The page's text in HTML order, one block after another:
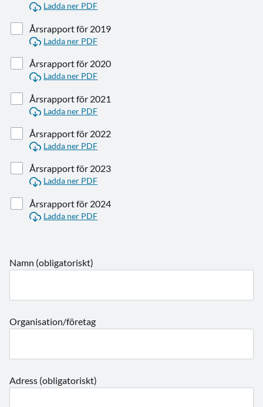
Ladda ner PDF
Årsrapport för 2019
Ladda ner PDF
Årsrapport för 2020
Ladda ner PDF
Årsrapport för 2021
Ladda ner PDF
Årsrapport för 2022
Ladda ner PDF
Årsrapport för 2023
Ladda ner PDF
Årsrapport för 2024
Ladda ner PDF
Namn (obligatoriskt)
Organisation/företag
Adress (obligatoriskt)